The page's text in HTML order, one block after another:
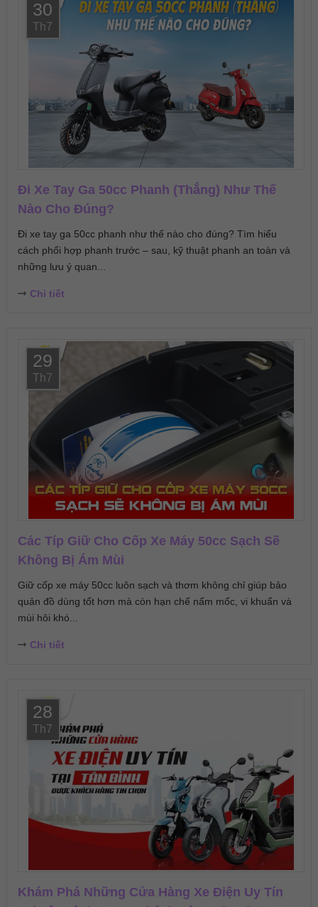
30
Th7
Đi Xe Tay Ga 50cc Phanh (Thắng) Như Thế
Nào Cho Đúng?
Đi xe tay ga 50cc phanh như thế nào cho đúng? Tìm hiểu
cách phối hợp phanh trước – sau, kỹ thuật phanh an toàn và
những lưu ý quan...
Chi tiết
29
Th7
Các Típ Giữ Cho Cốp Xe Máy 50cc Sạch Sẽ
Không Bị Ám Mùi
Giữ cốp xe máy 50cc luôn sạch và thơm không chỉ giúp bảo
quản đồ dùng tốt hơn mà còn hạn chế nấm mốc, vi khuẩn và
mùi hôi khó...
Chi tiết
28
Th7
Khám Phá Những Cửa Hàng Xe Điện Uy Tín